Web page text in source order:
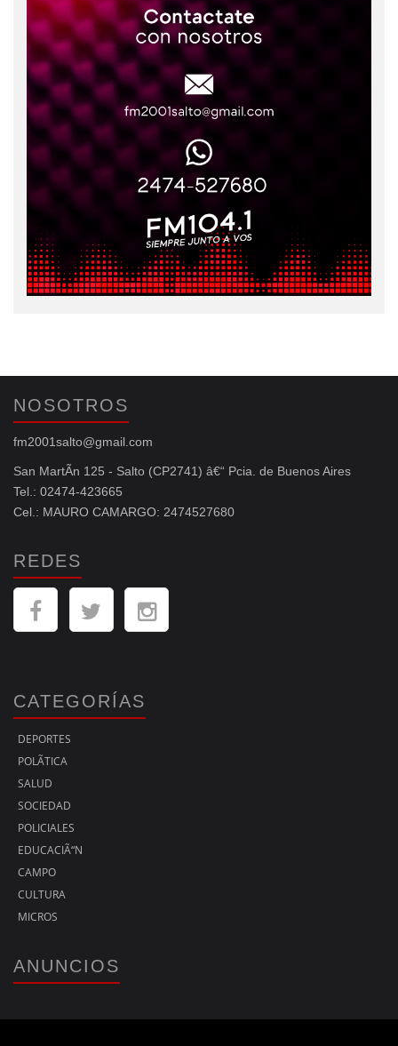
NOSOTROS
fm2001salto@gmail.com
San MartÃ­n 125 - Salto (CP2741) â€“ Pcia. de Buenos Aires
Tel.: 02474-423665
Cel.: MAURO CAMARGO: 2474527680
REDES
CATEGORÍAS
DEPORTES
POLÃ­TICA
SALUD
SOCIEDAD
POLICIALES
EDUCACIÃ“N
CAMPO
CULTURA
MICROS
ANUNCIOS